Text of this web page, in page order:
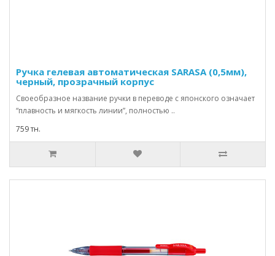
Ручка гелевая автоматическая SARASA (0,5мм),
черный, прозрачный корпус
Своеобразное название ручки в переводе с японского означает
“плавность и мягкость линии”, полностью ..
759 тн.